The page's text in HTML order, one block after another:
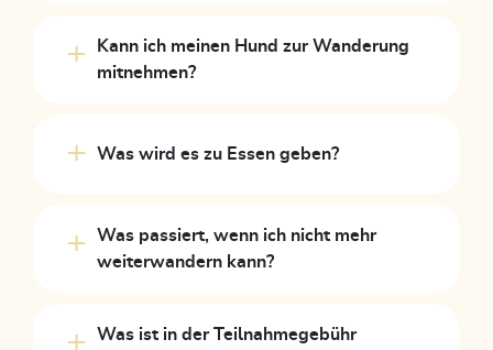
Kann ich meinen Hund zur Wanderung
mitnehmen?
Was wird es zu Essen geben?
Was passiert, wenn ich nicht mehr
weiterwandern kann?
Was ist in der Teilnahmegebühr